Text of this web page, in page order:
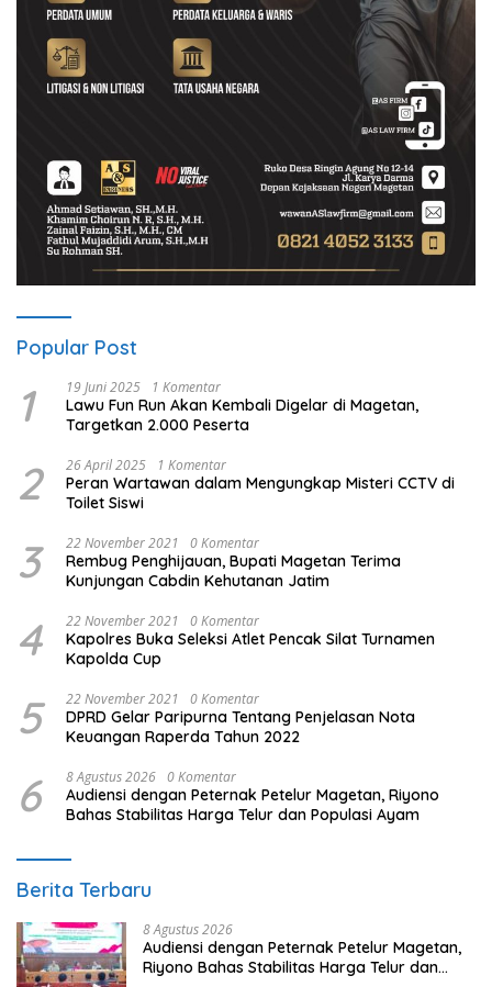
Popular Post
1 19 Juni 2025 1 Komentar
Lawu Fun Run Akan Kembali Digelar di Magetan,
Targetkan 2.000 Peserta
2 26 April 2025 1 Komentar
Peran Wartawan dalam Mengungkap Misteri CCTV di
Toilet Siswi
3 22 November 2021 0 Komentar
Rembug Penghijauan, Bupati Magetan Terima
Kunjungan Cabdin Kehutanan Jatim
4 22 November 2021 0 Komentar
Kapolres Buka Seleksi Atlet Pencak Silat Turnamen
Kapolda Cup
5 22 November 2021 0 Komentar
DPRD Gelar Paripurna Tentang Penjelasan Nota
Keuangan Raperda Tahun 2022
6 8 Agustus 2026 0 Komentar
Audiensi dengan Peternak Petelur Magetan, Riyono
Bahas Stabilitas Harga Telur dan Populasi Ayam
Berita Terbaru
8 Agustus 2026
Audiensi dengan Peternak Petelur Magetan,
Riyono Bahas Stabilitas Harga Telur dan